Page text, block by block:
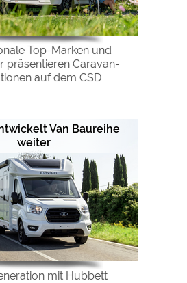
Top-Marken und
präsentieren Caravan-
auf dem CSD
Van Baureihe
weiter
mit Hubbett